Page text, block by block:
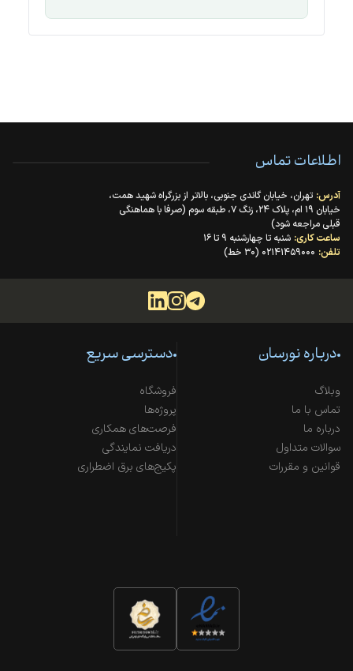
اطلاعات تماس
آدرس: تهران، خیابان گاندی جنوبی، بالاتر از بزرگراه شهید همت،
خیابان ۱۹ ام، پلاک ۲۴، زنگ ۷، طبقه سوم (صرفا با هماهنگی
قبلی مراجعه شود)
ساعت کاری: شنبه تا چهارشنبه ۹ تا ۱۶
تلفن: ۰۲۱۴۱۴۵۹۰۰۰ (۳۰ خط)
درباره نورسان
وبلاگ
تماس با ما
درباره ما
سوالات متداول
قوانین و مقررات
دسترسی سریع
فروشگاه
پروژه‌ها
فرصت‌های همکاری
دریافت نمایندگی
پکیج‌های برق اضطراری